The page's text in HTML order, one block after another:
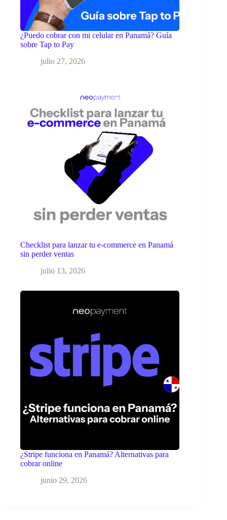
¿Puedo cobrar con mi celular en Panamá? Guía
sobre Tap to Pay
julio 27, 2026
Checklist para lanzar tu e-commerce en Panamá
sin perder ventas
julio 13, 2026
¿Stripe funciona en Panamá? Alternativas para
cobrar online
junio 29, 2026